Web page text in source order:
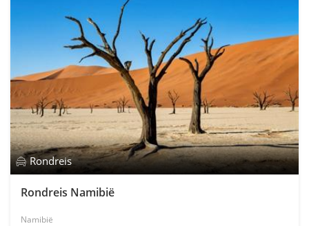
Rondreis
Rondreis Namibië
Namibië